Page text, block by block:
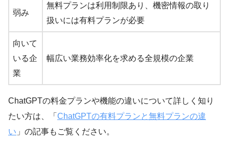
弱み
無料プランは利用制限あり、機密情報の取り
扱いには有料プランが必要
向いて
いる企
業
幅広い業務効率化を求める全規模の企業
ChatGPTの料金プランや機能の違いについて詳しく知り
たい方は、「 ChatGPTの有料プランと無料プランの違
い 」の記事もご覧ください。